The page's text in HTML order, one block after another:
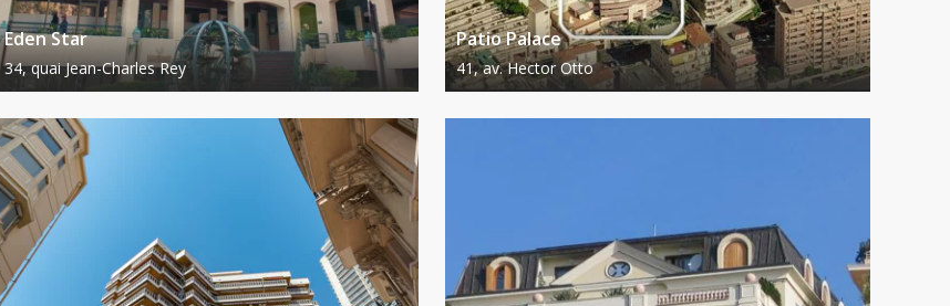
Eden Star
34, quai Jean-Charles Rey
Patio Palace
41, av. Hector Otto